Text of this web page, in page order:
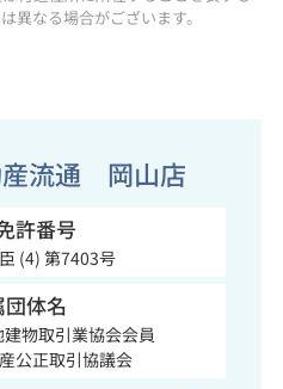
異なる場合がございます。
産流通 岡山店
許番号
(4) 第7403号
体名
物取引業協会会員
公正取引協議会